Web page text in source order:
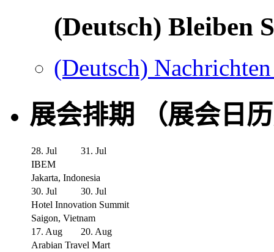
(Deutsch) Bleiben
(Deutsch)
展会排期 （展会日
28. Jul
31. Jul
IBEM
Jakarta, Indonesia
30. Jul
30. Jul
Hotel Innovation Summit
Saigon, Vietnam
17. Aug
20. Aug
Arabian Travel Mart